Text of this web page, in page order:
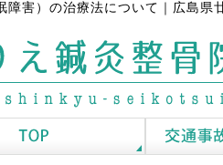
障害）の治療法について 広島県